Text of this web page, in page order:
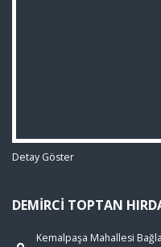
Detay Göster
DEMIRCI TOPTAN
Kemalpaşa Mahallesi